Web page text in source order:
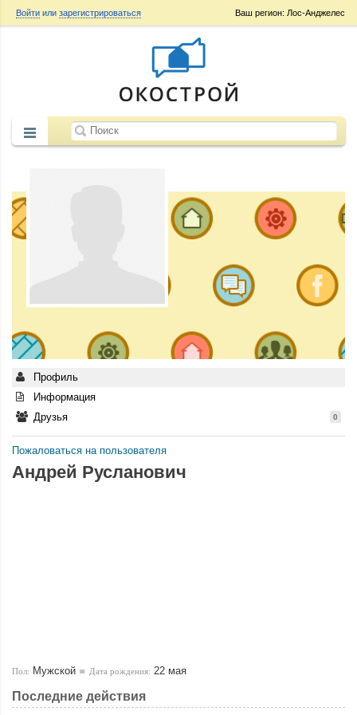
Ваш регион: Лос-Анджелес
Войти или зарегистрироваться
Профиль
Информация
Друзья
0
Пожаловаться на пользователя
Андрей Русланович
Пол: Мужской Дата рождения: 22 мая
Последние действия